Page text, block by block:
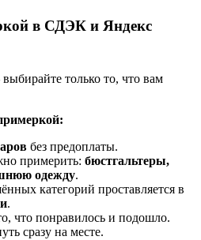
в СДЭК и Яндекс
только то, что вам
без предоплаты.
примерить: бюстгальтеры,
одежду.
категорий проставляется в
.
что понравилось и подошло.
сразу на месте.